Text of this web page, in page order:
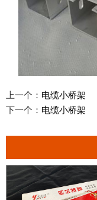
上一个： 电缆小桥架
下一个： 电缆小桥架